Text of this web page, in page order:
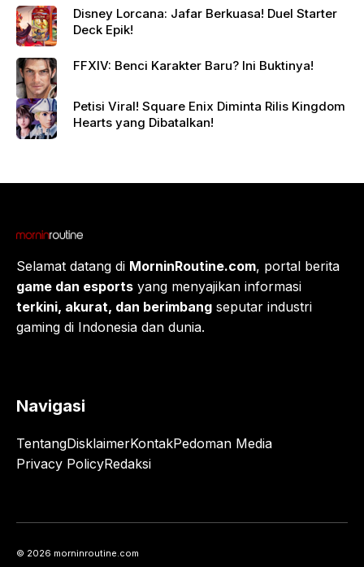
Disney Lorcana: Jafar Berkuasa! Duel Starter
Deck Epik!
FFXIV: Benci Karakter Baru? Ini Buktinya!
Petisi Viral! Square Enix Diminta Rilis Kingdom
Hearts yang Dibatalkan!
Selamat datang di MorninRoutine.com, portal berita
game dan esports yang menyajikan informasi
terkini, akurat, dan berimbang seputar industri
gaming di Indonesia dan dunia.
Navigasi
TentangDisklaimerKontakPedoman Media
Privacy PolicyRedaksi
© 2026 morninroutine.com